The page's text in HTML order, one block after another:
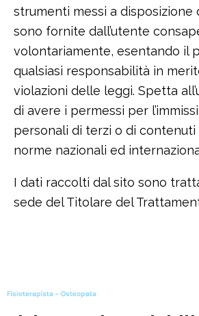
strumenti messi a disposizione
sono fornite dall’utente
volontariamente, esentando il
qualsiasi responsabilità in
violazioni delle leggi. Spetta
di avere i permessi per
personali di terzi o di
norme nazionali ed
I dati raccolti dal sito sono
sede del Titolare del